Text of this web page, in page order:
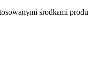
środkami